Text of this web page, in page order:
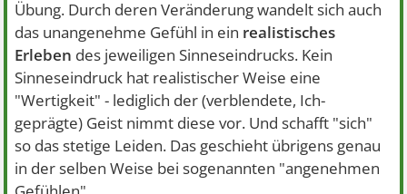
Übung. Durch deren Veränderung wandelt sich auch
das unangenehme Gefühl in ein realistisches
Erleben des jeweiligen Sinneseindrucks. Kein
Sinneseindruck hat realistischer Weise eine
"Wertigkeit" - lediglich der (verblendete, Ich-
geprägte) Geist nimmt diese vor. Und schafft "sich"
so das stetige Leiden. Das geschieht übrigens genau
in der selben Weise bei sogenannten "angenehmen